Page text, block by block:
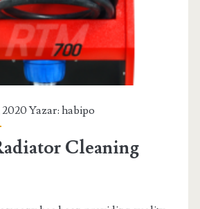
2020 Yazar:habipo
Cleaning